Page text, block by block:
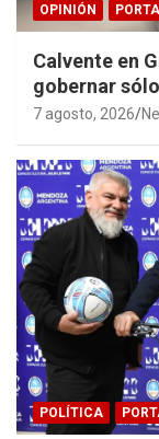
OPINIÓN
Calvente en
gobernar
7 agosto, 2026
POLÍTICA